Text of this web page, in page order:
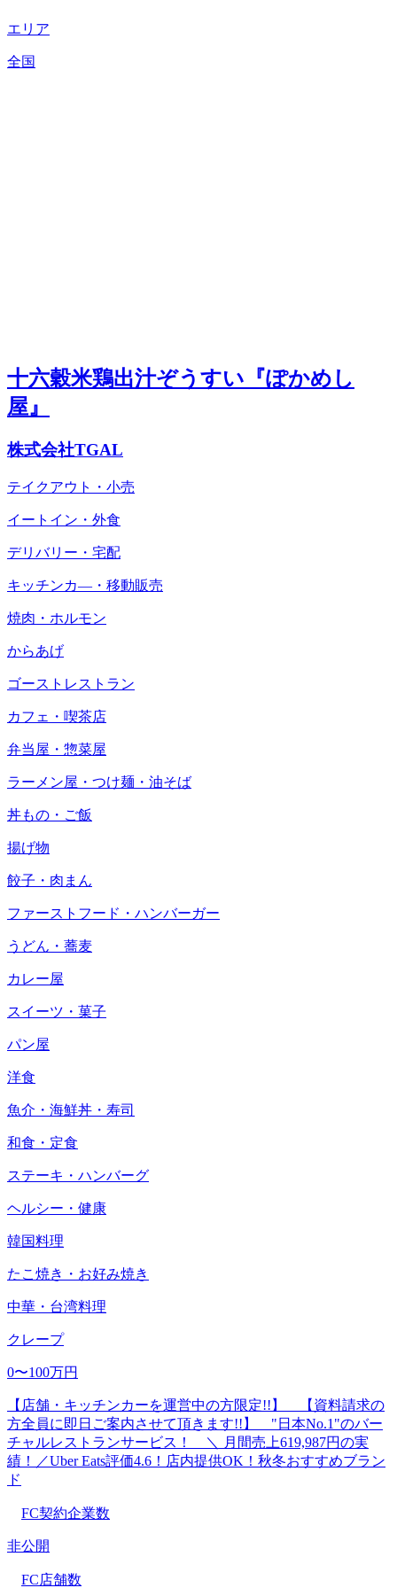
エリア
全国
十六穀米鶏出汁ぞうすい『ぽかめし
屋』
株式会社TGAL
テイクアウト・小売
イートイン・外食
デリバリー・宅配
キッチンカ―・移動販売
焼肉・ホルモン
からあげ
ゴーストレストラン
カフェ・喫茶店
弁当屋・惣菜屋
ラーメン屋・つけ麺・油そば
丼もの・ご飯
揚げ物
餃子・肉まん
ファーストフード・ハンバーガー
うどん・蕎麦
カレー屋
スイーツ・菓子
パン屋
洋食
魚介・海鮮丼・寿司
和食・定食
ステーキ・ハンバーグ
ヘルシー・健康
韓国料理
たこ焼き・お好み焼き
中華・台湾料理
クレープ
0〜100万円
【店舗・キッチンカーを運営中の方限定!!】 【資料請求の
方全員に即日ご案内させて頂きます!!】 "日本No.1"のバー
チャルレストランサービス！ ＼ 月間売上619,987円の実
績！／Uber Eats評価4.6！店内提供OK！秋冬おすすめブラン
ド
FC契約企業数
非公開
FC店舗数